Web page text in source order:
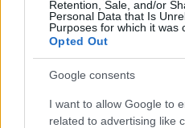
Retention, Sale, and/or
Personal Data that Is
Purposes for which it was
Opted Out
Google consents
I want to allow Google to
related to advertising like